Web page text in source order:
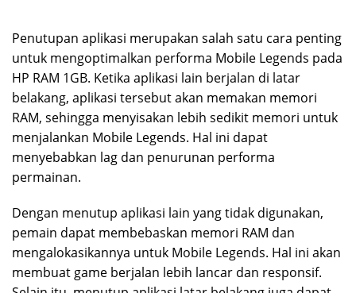
Penutupan aplikasi merupakan salah satu cara penting
untuk mengoptimalkan performa Mobile Legends pada
HP RAM 1GB. Ketika aplikasi lain berjalan di latar
belakang, aplikasi tersebut akan memakan memori
RAM, sehingga menyisakan lebih sedikit memori untuk
menjalankan Mobile Legends. Hal ini dapat
menyebabkan lag dan penurunan performa
permainan.
Dengan menutup aplikasi lain yang tidak digunakan,
pemain dapat membebaskan memori RAM dan
mengalokasikannya untuk Mobile Legends. Hal ini akan
membuat game berjalan lebih lancar dan responsif.